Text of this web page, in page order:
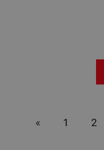
« 1 2